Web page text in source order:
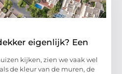
eigenlijk? Een
kijken, zien we vaak wel
de kleur van de muren, de